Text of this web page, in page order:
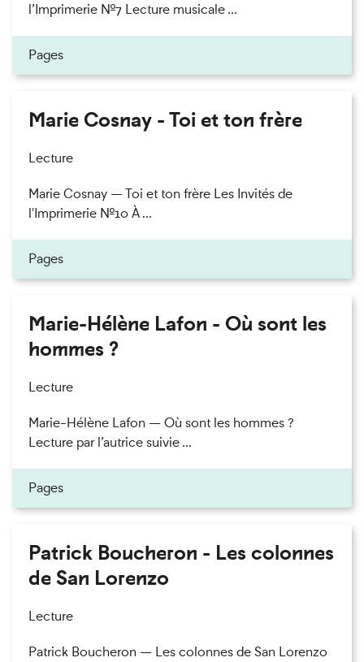
l’Imprimerie n°7 Lecture musicale ...
Pages
Marie Cosnay - Toi et ton frère
Lecture
Marie Cosnay — Toi et ton frère Les Invités de
l'Imprimerie n°10 À ...
Pages
Marie-Hélène Lafon - Où sont les
hommes ?
Lecture
Marie-Hélène Lafon — Où sont les hommes ?
Lecture par l’autrice suivie ...
Pages
Patrick Boucheron - Les colonnes
de San Lorenzo
Lecture
Patrick Boucheron — Les colonnes de San Lorenzo